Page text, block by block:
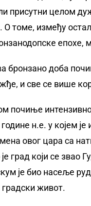
присутни целом
томе, између
епохе,
бронзано доба
и све се више
почиње
н.е. у којем
овог цара са
град који се звао
је био насеље
градски живот.